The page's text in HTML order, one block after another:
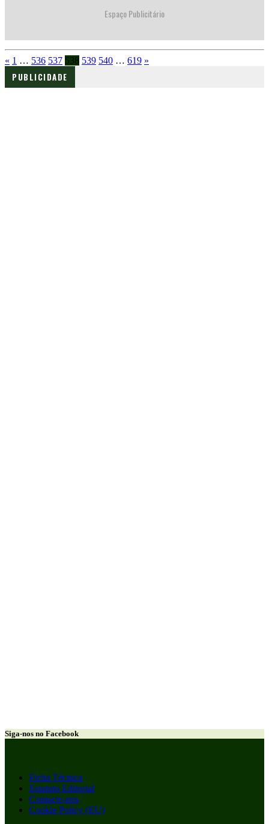
Espaço Publicitário
« 1 … 536 537 538 539 540 … 619 »
PUBLICIDADE
Siga-nos no Facebook
Ficha Técnica
Estatuto Editorial
Contacte-nos
Cookie Policy (EU)